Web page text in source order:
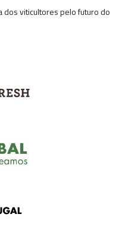
dos viticultores pelo futuro do